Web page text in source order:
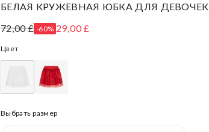
БЕЛАЯ КРУЖЕВНАЯ ЮБКА ДЛЯ ДЕВОЧЕК
72,00 £ -60% 29,00 £
Цвет
Выбрать размер